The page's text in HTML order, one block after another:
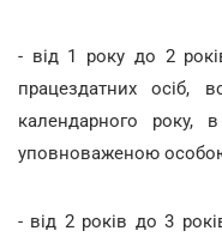
- від 1 року до 2
працездатних осіб,
календарного року,
уповноваженою
- від 2 років до 3